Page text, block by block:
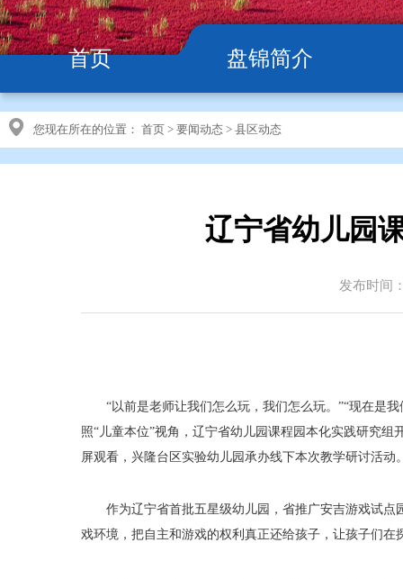
首页 盘锦简介
您现在所在的位置： 首页 > 要闻动态 > 县区动态
辽宁省幼儿园
发布时间
“以前是老师让我们怎么玩，我们怎么玩。”“现在是
照“儿童本位”视角，辽宁省幼儿园课程园本化实践研究
屏观看，兴隆台区实验幼儿园承办线下本次教学研讨活动
作为辽宁省首批五星级幼儿园，省推广安吉游戏试
戏环境，把自主和游戏的权利真正还给孩子，让孩子们在